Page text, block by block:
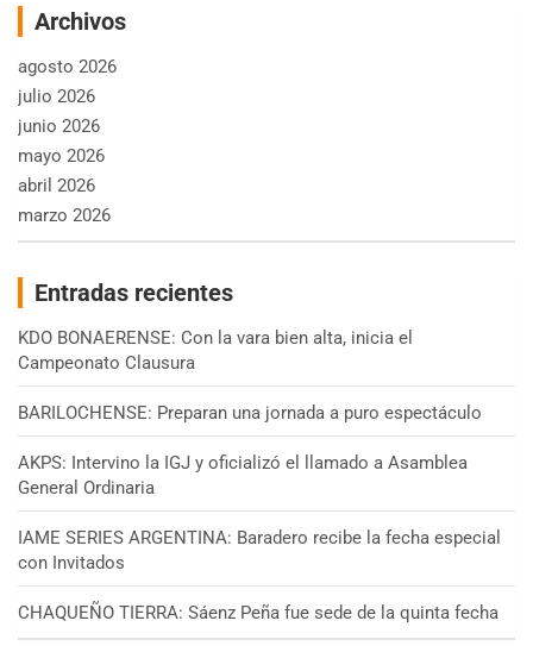
Archivos
agosto 2026
julio 2026
junio 2026
mayo 2026
abril 2026
marzo 2026
Entradas recientes
KDO BONAERENSE: Con la vara bien alta, inicia el
Campeonato Clausura
BARILOCHENSE: Preparan una jornada a puro espectáculo
AKPS: Intervino la IGJ y oficializó el llamado a Asamblea
General Ordinaria
IAME SERIES ARGENTINA: Baradero recibe la fecha especial
con Invitados
CHAQUEÑO TIERRA: Sáenz Peña fue sede de la quinta fecha